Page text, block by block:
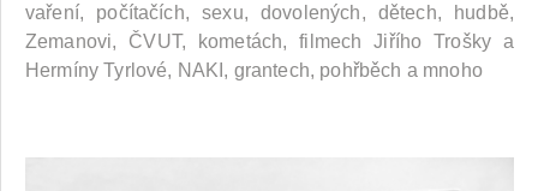
vaření, počítačích, sexu, dovolených, dětech, hudbě,
Zemanovi, ČVUT, kometách, filmech Jiřího Trošky a
Hermíny Tyrlové, NAKI, grantech, pohřběch a mnoho